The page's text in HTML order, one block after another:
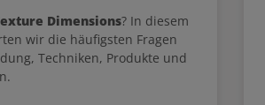
Dimensions? In diesem
wir die häufigsten Fragen
Techniken, Produkte und